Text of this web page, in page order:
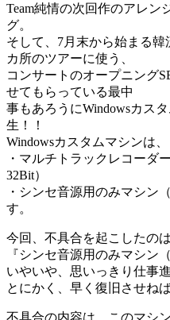
Team純情の次回作のアレン
グ。
そして、7月末から始まる韓
カ所のツアーに使う、
コンサートのオープニング
せてもらっている最中
事もあろうにWindowsカス
生！！
Windowsカスタムマシンは、
・マルチトラックレコーダ
32Bit）
・シンセ音源用のみマシン
す。
今回、不具合を起こしたの
『シンセ音源用のみマシン
いやいや、思いっきり仕事
とにかく、早く復旧させねば
不具合の内容は、このマシ